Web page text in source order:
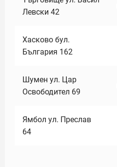
Левски 42
Хасково бул.
България 162
Шумен ул. Цар
Освободител 69
Ямбол ул. Преслав
64